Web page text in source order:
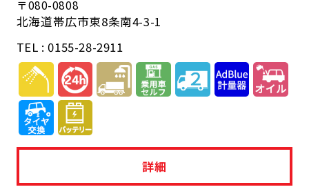
080-0808
北海道帯広市東8条南4-3-1
TEL : 0155-28-2911
詳細